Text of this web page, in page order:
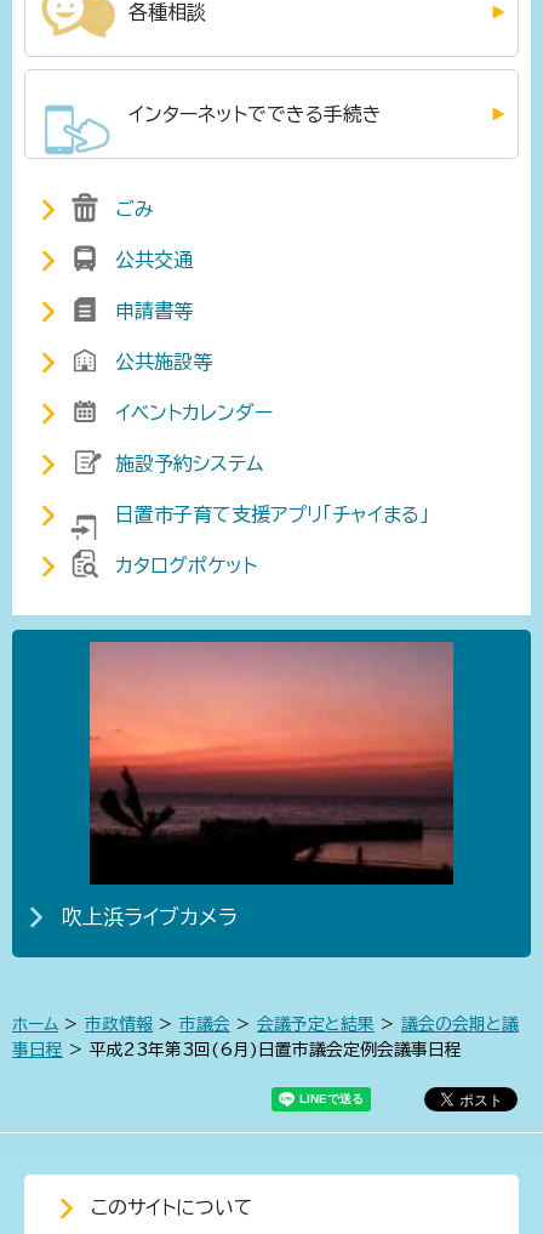
各種相談
インターネットでできる手続き
ごみ
公共交通
申請書等
公共施設等
イベントカレンダー
施設予約システム
日置市子育て支援アプリ「チャイまる」
カタログポケット
吹上浜ライブカメラ
ホーム > 市政情報 > 市議会 > 会議予定と結果 > 議会の会期と議
事日程 > 平成23年第3回(6月)日置市議会定例会議事日程
このサイトについて